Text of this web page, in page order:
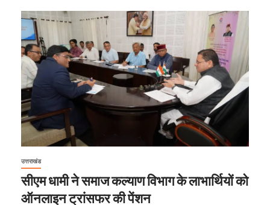
उत्तराखंड
सीएम धामी ने समाज कल्याण विभाग के लाभार्थियों को
ऑनलाइन ट्रांसफर की पेंशन